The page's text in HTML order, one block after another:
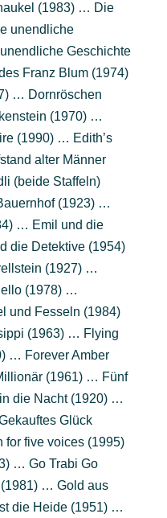
(1983) … Die
unendliche
Geschichte
Franz Blum (1974)
… Dornröschen
(1970) …
(1990) … Edith’s
alter Männer
(beide Staffeln)
(1923) …
… Emil und die
die Detektive (1954)
(1927) …
(1978) …
und Fesseln (1984)
(1963) … Flying
… Forever Amber
(1961) … Fünf
die Nacht (1920) …
Glück
five voices (1995)
… Go Trabi Go
… Gold aus
die Heide (1951) …